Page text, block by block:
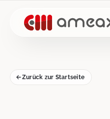
Zurück zur Startseite